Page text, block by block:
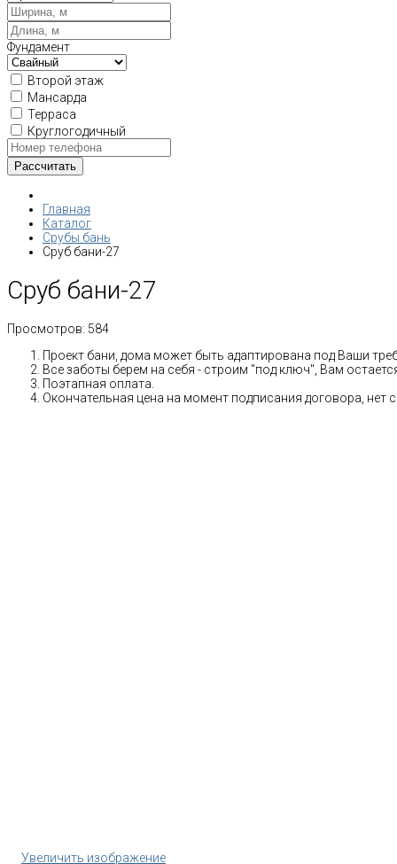
Фундамент
Второй этаж
Мансарда
Терраса
Круглогодичный
Главная
Каталог
Срубы бань
Сруб бани-27
Сруб бани-27
Просмотров: 584
Проект бани, дома может быть адаптирована под Ваши
Все заботы берем на себя - строим "под ключ", Вам
Поэтапная оплата.
Окончательная цена на момент подписания договора, нет
Увеличить изображение